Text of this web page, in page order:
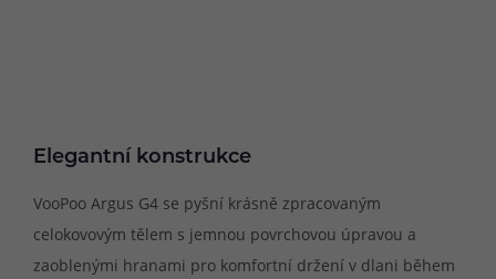
Elegantní konstrukce
VooPoo Argus G4 se pyšní krásně zpracovaným
celokovovým tělem s jemnou povrchovou úpravou a
zaoblenými hranami pro komfortní držení v dlani během